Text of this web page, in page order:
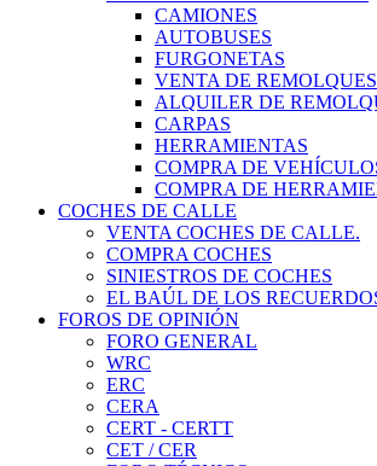
CAMIONES
AUTOBUSES
FURGONETAS
VENTA DE REMOLQUES
ALQUILER DE
CARPAS
HERRAMIENTAS
COMPRA DE
COMPRA DE
COCHES DE CALLE
VENTA COCHES DE CALLE.
COMPRA COCHES
SINIESTROS DE COCHES
EL BAÚL DE LOS
FOROS DE OPINIÓN
FORO GENERAL
WRC
ERC
CERA
CERT - CERTT
CET / CER